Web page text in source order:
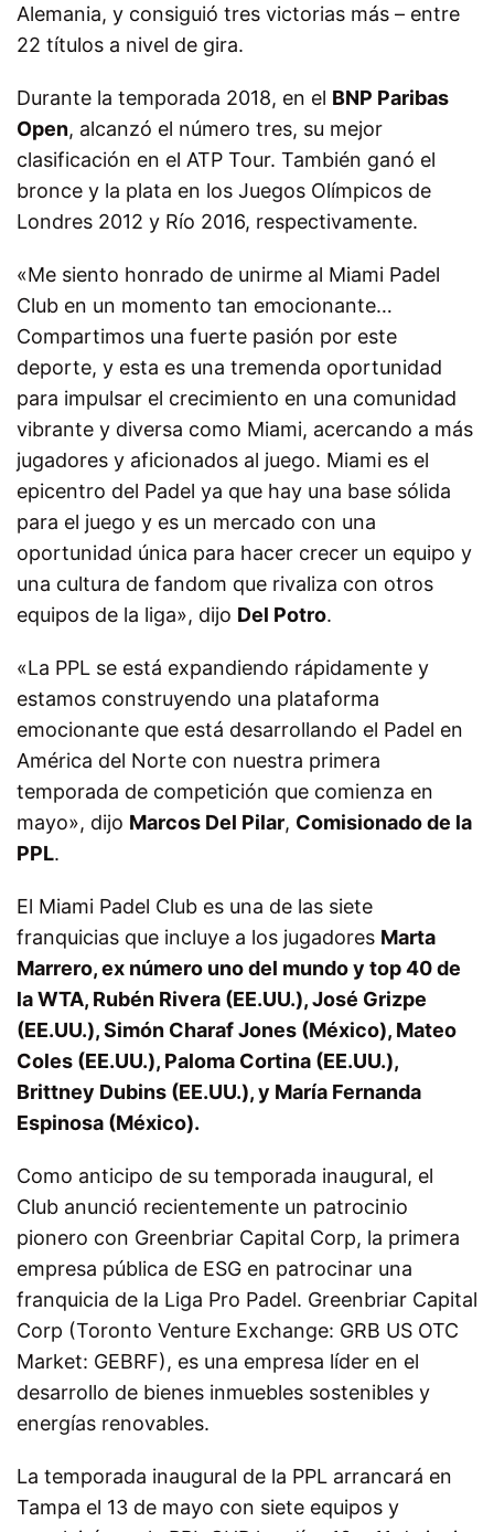
Alemania, y consiguió tres victorias más – entre
22 títulos a nivel de gira.
Durante la temporada 2018, en el BNP Paribas
Open, alcanzó el número tres, su mejor
clasificación en el ATP Tour. También ganó el
bronce y la plata en los Juegos Olímpicos de
Londres 2012 y Río 2016, respectivamente.
«Me siento honrado de unirme al Miami Padel
Club en un momento tan emocionante…
Compartimos una fuerte pasión por este
deporte, y esta es una tremenda oportunidad
para impulsar el crecimiento en una comunidad
vibrante y diversa como Miami, acercando a más
jugadores y aficionados al juego. Miami es el
epicentro del Padel ya que hay una base sólida
para el juego y es un mercado con una
oportunidad única para hacer crecer un equipo y
una cultura de fandom que rivaliza con otros
equipos de la liga», dijo Del Potro.
«La PPL se está expandiendo rápidamente y
estamos construyendo una plataforma
emocionante que está desarrollando el Padel en
América del Norte con nuestra primera
temporada de competición que comienza en
mayo», dijo Marcos Del Pilar, Comisionado de la
PPL.
El Miami Padel Club es una de las siete
franquicias que incluye a los jugadores Marta
Marrero, ex número uno del mundo y top 40 de
la WTA, Rubén Rivera (EE.UU.), José Grizpe
(EE.UU.), Simón Charaf Jones (México), Mateo
Coles (EE.UU.), Paloma Cortina (EE.UU.),
Brittney Dubins (EE.UU.), y María Fernanda
Espinosa (México).
Como anticipo de su temporada inaugural, el
Club anunció recientemente un patrocinio
pionero con Greenbriar Capital Corp, la primera
empresa pública de ESG en patrocinar una
franquicia de la Liga Pro Padel. Greenbriar Capital
Corp (Toronto Venture Exchange: GRB US OTC
Market: GEBRF), es una empresa líder en el
desarrollo de bienes inmuebles sostenibles y
energías renovables.
La temporada inaugural de la PPL arrancará en
Tampa el 13 de mayo con siete equipos y